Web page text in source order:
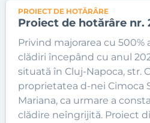
PROIECT DE HOTĂRÂRE
Proiect de hotărâre nr.
Privind majorarea cu
clădiri începând cu anul
situată în Cluj-Napoca, str.
proprietatea d-nei Cimoca
Mariana, ca urmare a
clădire neîngrijită. Proiect